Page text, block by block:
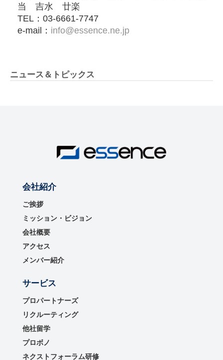
当 吉水 廿楽
TEL：03-6661-7747
e-mail： info@essence.ne.jp
ニュース＆トピックス
会社紹介
ご挨拶
ミッション・ビジョン
会社概要
アクセス
メンバー紹介
サービス
プロパートナーズ
リクルーティング
他社留学
プロボノ
ネクストフォーラム研修